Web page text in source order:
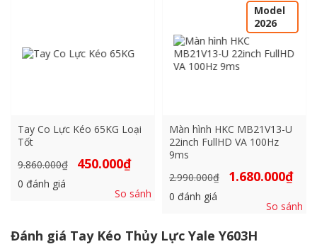
Tay Co Lực Kéo 65KG Loại
Tốt
9.860.000₫
Giá
gốc
9.860.000₫.
450.000₫Giá
là:
0 đánh giá
So sánh
Model
2026
Màn hình HKC MB21V13-U
22inch FullHD VA 100Hz
9ms
2.990.000₫
Giá
gốc
2.990.000₫.
1.680.000₫Giá
là:
0 đánh giá
So sánh
Đánh giá Tay Kéo Thủy Lực Yale Y603H